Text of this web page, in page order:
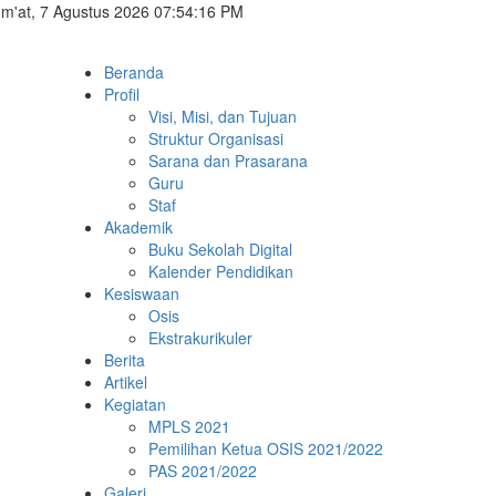
7 Agustus 2026 07:54:17 PM
Beranda
Profil
Visi, Misi, dan Tujuan
Struktur Organisasi
Sarana dan Prasarana
Guru
Staf
Akademik
Buku Sekolah Digital
Kalender Pendidikan
Kesiswaan
Osis
Ekstrakurikuler
Berita
Artikel
Kegiatan
MPLS 2021
Pemilihan Ketua OSIS 2021/2022
PAS 2021/2022